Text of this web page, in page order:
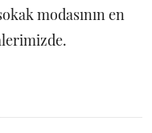
modasının en